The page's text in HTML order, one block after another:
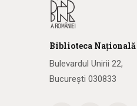
Biblioteca Națională
Bulevardul Unirii 22,
București 030833